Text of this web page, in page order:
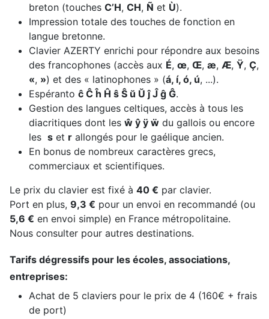
breton (touches C’H, CH, Ñ et Ù).
Impression totale des touches de fonction en
langue bretonne.
Clavier AZERTY enrichi pour répondre aux besoins
des francophones (accès aux É, œ, Œ, æ, Æ, Ÿ, Ç,
«, ») et des « latinophones » (á, í, ó, ú, ...).
Espéranto ĉ Ĉ ĥ Ĥ ŝ Ŝ ŭ Ŭ ĵ Ĵ ĝ Ĝ.
Gestion des langues celtiques, accès à tous les
diacritiques dont les ŵ ŷ ÿ ẅ du gallois ou encore
les s et r allongés pour le gaélique ancien.
En bonus de nombreux caractères grecs,
commerciaux et scientifiques.
Le prix du clavier est fixé à 40 € par clavier.
Port en plus, 9,3 € pour un envoi en recommandé (ou
5,6 € en envoi simple) en France métropolitaine.
Nous consulter pour autres destinations.
Tarifs dégressifs pour les écoles, associations,
entreprises:
Achat de 5 claviers pour le prix de 4 (160€ + frais
de port)